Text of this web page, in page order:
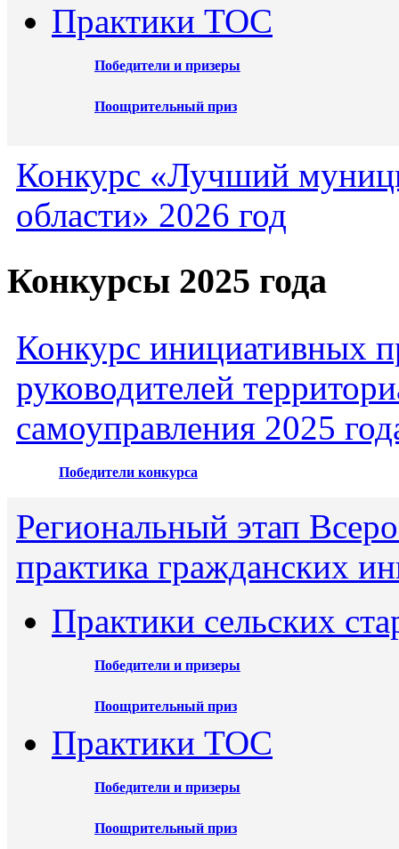
Практики ТОС
Победители и призеры
Поощрительный приз
Конкурс «Лучший
области» 2026 год
Конкурсы 2025 года
Конкурс инициативных
руководителей
самоуправления 2025
Победители конкурса
Региональный этап
практика гражданских
Практики сельских
Победители и призеры
Поощрительный приз
Практики ТОС
Победители и призеры
Поощрительный приз